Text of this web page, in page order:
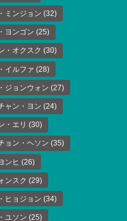
ミンジョン (32)
ヨンゴン (25)
・オクスク (30)
イルファ (28)
ジョンウォン (27)
ャン・ヨン (24)
・エリ (30)
ョン・ヘソン (35)
ンヒ (26)
ンスク (29)
ヒョジョン (34)
ユソン (25)